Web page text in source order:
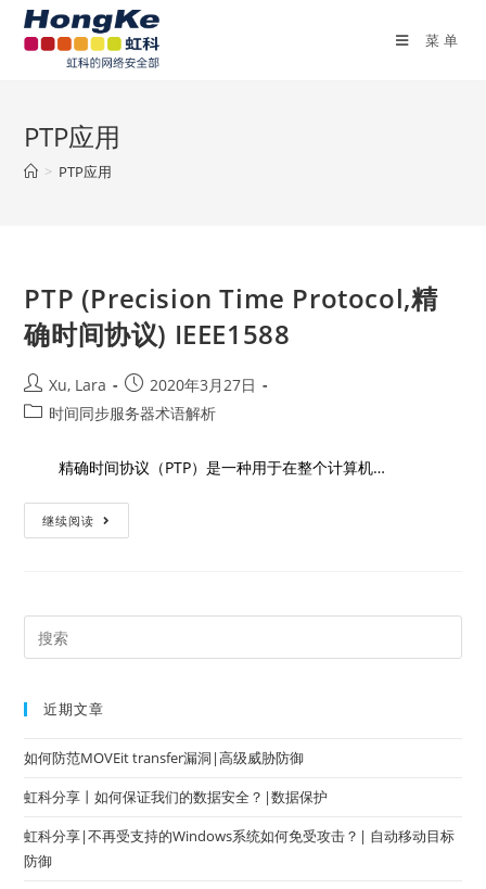
菜单
PTP应用
> PTP应用
PTP (Precision Time Protocol,精
确时间协议) IEEE1588
Xu, Lara
2020年3月27日
时间同步服务器术语解析
精确时间协议（PTP）是一种用于在整个计算机…
继续阅读
近期文章
如何防范MOVEit transfer漏洞|高级威胁防御
虹科分享丨如何保证我们的数据安全？|数据保护
虹科分享|不再受支持的Windows系统如何免受攻击？| 自动移动目标
防御